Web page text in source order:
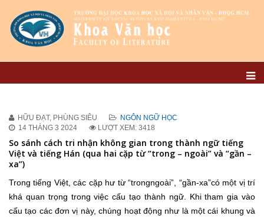
HỮU ĐẠT, PHÙNG SIÊU
NGÔN NGỮ HỌC
14 THÁNG 3 2024
LƯỢT XEM: 3418
So sánh cách tri nhận không gian trong thành ngữ tiếng
Việt và tiếng Hán (qua hai cặp từ “trong – ngoài” và “gần –
xa”)
Trong tiếng Việt, các cặp hư từ “trongngoài”, “gần-xa”có một vị trí
khá quan trọng trong việc cấu tạo thành ngữ. Khi tham gia vào
cấu tạo các đơn vị này, chúng hoạt động như là một cái khung và